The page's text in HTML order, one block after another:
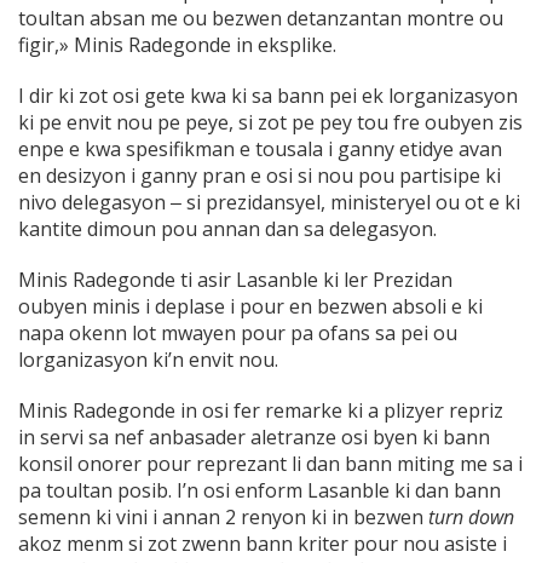
toultan absan me ou bezwen detanzantan montre ou
figir,» Minis Radegonde in eksplike.
I dir ki zot osi gete kwa ki sa bann pei ek lorganizasyon
ki pe envit nou pe peye, si zot pe pey tou fre oubyen zis
enpe e kwa spesifikman e tousala i ganny etidye avan
en desizyon i ganny pran e osi si nou pou partisipe ki
nivo delegasyon ‒ si prezidansyel, ministeryel ou ot e ki
kantite dimoun pou annan dan sa delegasyon.
Minis Radegonde ti asir Lasanble ki ler Prezidan
oubyen minis i deplase i pour en bezwen absoli e ki
napa okenn lot mwayen pour pa ofans sa pei ou
lorganizasyon ki’n envit nou.
Minis Radegonde in osi fer remarke ki a plizyer repriz
in servi sa nef anbasader aletranze osi byen ki bann
konsil onorer pour reprezant li dan bann miting me sa i
pa toultan posib. I’n osi enform Lasanble ki dan bann
semenn ki vini i annan 2 renyon ki in bezwen turn down
akoz menm si zot zwenn bann kriter pour nou asiste i